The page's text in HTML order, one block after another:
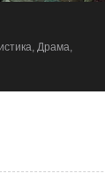
Драма,